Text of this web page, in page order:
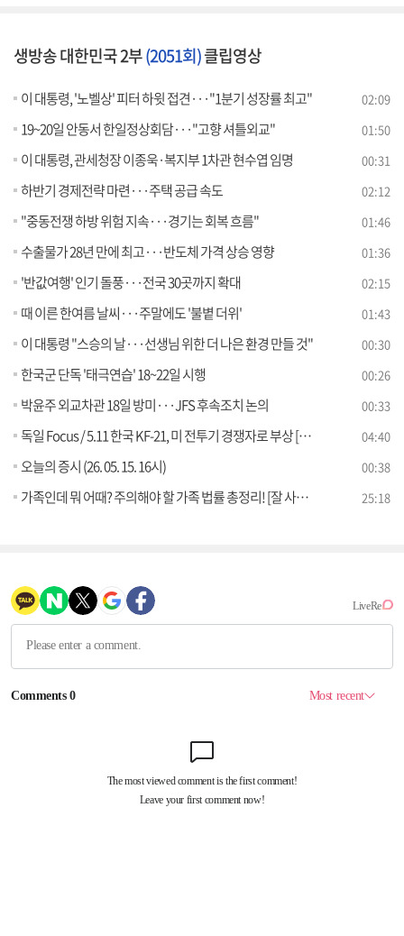
생방송 대한민국 2부(2051회)클립영상
이 대통령, '노벨상' 피터 하윗 접견···"1분기 성장률 최고" 02:09
19~20일 안동서 한일정상회담···"고향 셔틀외교" 01:50
이 대통령, 관세청장 이종욱·복지부 1차관 현수엽 임명 00:31
하반기 경제전략 마련···주택 공급 속도 02:12
"중동전쟁 하방 위험 지속···경기는 회복 흐름" 01:46
수출물가 28년 만에 최고···반도체 가격 상승 영향 01:36
'반값여행' 인기 돌풍···전국 30곳까지 확대 02:15
때 이른 한여름 날씨···주말에도 '불볕 더위' 01:43
이 대통령 "스승의 날···선생님 위한 더 나은 환경 만들 것" 00:30
한국군 단독 '태극연습' 18~22일 시행 00:26
박윤주 외교차관 18일 방미···JFS 후속조치 논의 00:33
독일 Focus / 5.11 한국 KF-21, 미 전투기 경쟁자로 부상 [외신에 비친 한국] 04:40
오늘의 증시 (26. 05. 15. 16시) 00:38
가족인데 뭐 어때? 주의해야 할 가족 법률 총정리! [잘 사는 법] 25:18